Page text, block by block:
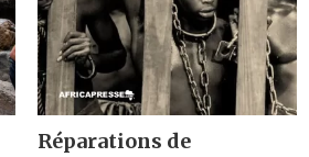
Réparations de